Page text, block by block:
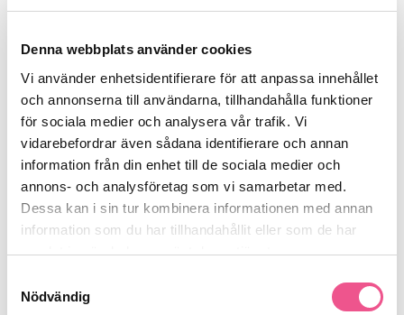
Denna webbplats använder cookies
Vi använder enhetsidentifierare för att anpassa innehållet
och annonserna till användarna, tillhandahålla funktioner
för sociala medier och analysera vår trafik. Vi
vidarebefordrar även sådana identifierare och annan
information från din enhet till de sociala medier och
annons- och analysföretag som vi samarbetar med.
Dessa kan i sin tur kombinera informationen med annan
information som du har tillhandahållit eller som de har
samlat in när du har använt deras tjänster.
Nödvändig
rikt lödder. Skölj noggrant och upprepa vid behov.
verka i 1–2 minuter och skölj noggrant.
Passar för:
Fint eller platt hår som behöver volym och lyft
Hår som vill ha textur och fyllighet utan att kännas tungt
Vegansk och Cruelty-Free